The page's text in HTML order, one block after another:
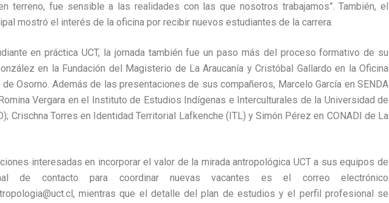
terreno, fue sensible a las realidades con las que nosotros trabajamos”. También, el
mostró el interés de la oficina por recibir nuevos estudiantes de la carrera.
en práctica UCT, la jornada también fue un paso más del proceso formativo de su
en la Fundación del Magisterio de La Araucanía y Cristóbal Gallardo en la Oficina
Osorno. Además de las presentaciones de sus compañeros, Marcelo García en SENDA
Vergara en el Instituto de Estudios Indígenas e Interculturales de la Universidad de
Crischna Torres en Identidad Territorial Lafkenche (ITL) y Simón Pérez en CONADI de La
interesadas en incorporar el valor de la mirada antropológica UCT a sus equipos de
de contacto para coordinar nuevas vacantes es el correo electrónico
mientras que el detalle del plan de estudios y el perfil profesional se